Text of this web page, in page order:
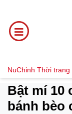
NuChinh Thời trang
Bật mí 10
bánh bèo